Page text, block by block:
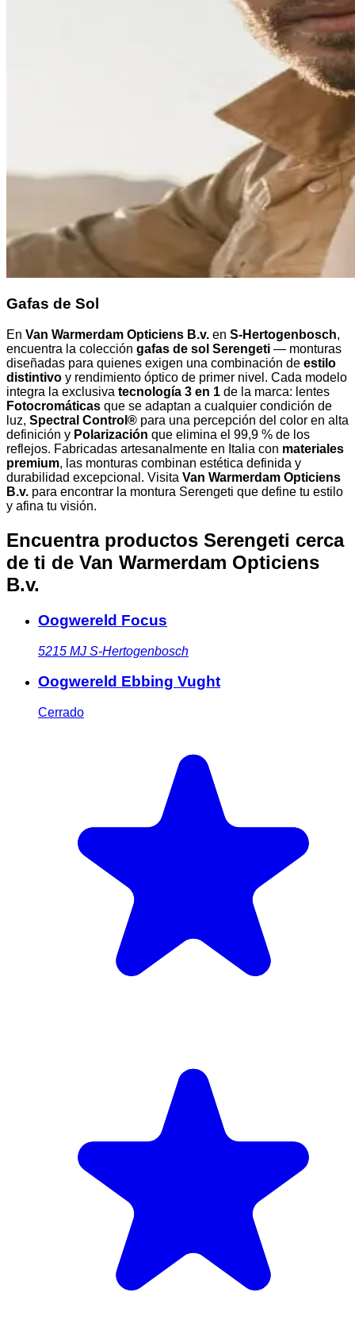
Gafas de Sol
En Van Warmerdam Opticiens B.v. en S-Hertogenbosch,
encuentra la colección gafas de sol Serengeti — monturas
diseñadas para quienes exigen una combinación de estilo
distintivo y rendimiento óptico de primer nivel. Cada modelo
integra la exclusiva tecnología 3 en 1 de la marca: lentes
Fotocromáticas que se adaptan a cualquier condición de
luz, Spectral Control® para una percepción del color en alta
definición y Polarización que elimina el 99,9 % de los
reflejos. Fabricadas artesanalmente en Italia con materiales
premium, las monturas combinan estética definida y
durabilidad excepcional. Visita Van Warmerdam Opticiens
B.v. para encontrar la montura Serengeti que define tu estilo
y afina tu visión.
Encuentra productos Serengeti cerca
de ti de Van Warmerdam Opticiens
B.v.
Oogwereld Focus
5215 MJ S-Hertogenbosch
Oogwereld Ebbing Vught
Cerrado